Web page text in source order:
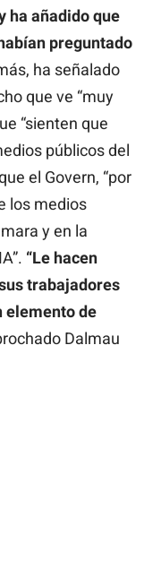
ha añadido que
preguntado
ha señalado
que ve “muy
“sienten que
públicos del
el Govern, “por
los medios
y en la
“Le hacen
trabajadores
elemento de
Dalmau